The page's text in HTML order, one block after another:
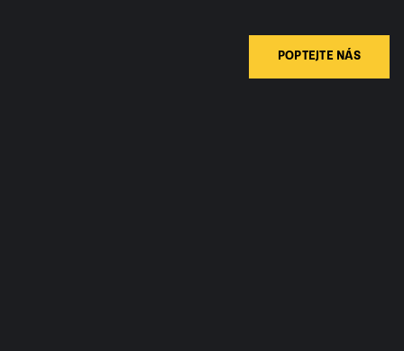
POPTEJTE NÁS